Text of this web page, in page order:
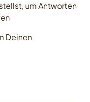
um Antworten
Deinen